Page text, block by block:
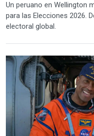
Un peruano en Wellington
para las Elecciones 2026.
electoral global.